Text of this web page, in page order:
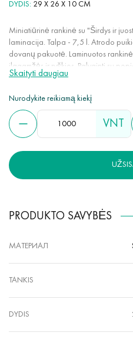
DYDIS 29 X 26 X 10 CM
Miniatiūrinė rankinė su "Širdys ir
laminacija. Talpa - 7,5 l. Atrodo
dovanų pakuotė. Laminuotos
ilgaamžės ir ryškios. Palyginti su
jos tarnauja daug ilgiau. Blizganti
Skaityti daugiau
Nurodykite reikiamą kiekį
VNT
PRODUKTO SAVYBĖS
МАТЕРИАЛ
TANKIS
DYDIS